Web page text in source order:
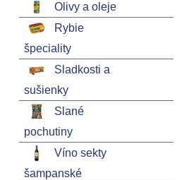
Olivy a oleje
Rybie
špeciality
Sladkosti a
sušienky
Slané
pochutiny
Víno sekty
šampanské